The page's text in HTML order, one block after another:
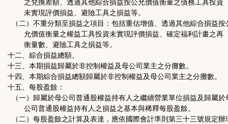
之兌換差額、透過其他綜合損益按公允價值衡量之債務工具投資
未實現評價損益、避險工具之損益等。
（二）不重分類至損益之項目：包括重估增值、透過其他綜合損益按
允價值衡量之權益工具投資未實現評價損益、確定福利計畫之再
衡量數、避險工具之損益等。
十二、綜合損益總額。
十三、本期損益歸屬於非控制權益及母公司業主之分攤數。
十四、本期綜合損益總額歸屬於非控制權益及母公司業主之分攤數。
十五、每股盈餘：
（一）歸屬於母公司普通股權益持有人之繼續營業單位損益及歸屬於
公司普通股權益持有人之損益之基本與稀釋每股盈餘。
（二）每股盈餘之計算及表達，應依國際會計準則第三十三號規定辦